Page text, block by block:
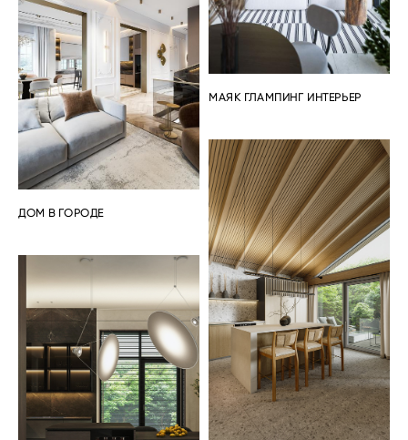
МАЯК ГЛАМПИНГ ИНТЕРЬЕР
ДОМ В ГОРОДЕ